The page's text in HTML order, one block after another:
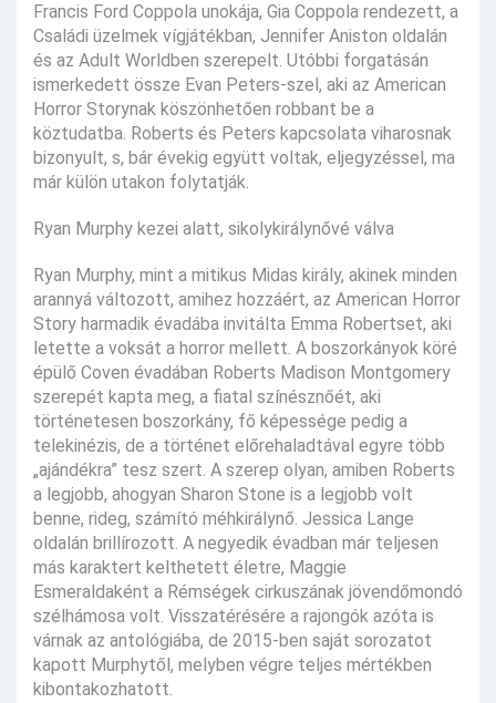
Francis Ford Coppola unokája, Gia Coppola rendezett, a
Családi üzelmek vígjátékban, Jennifer Aniston oldalán
és az Adult Worldben szerepelt. Utóbbi forgatásán
ismerkedett össze Evan Peters-szel, aki az American
Horror Storynak köszönhetően robbant be a
köztudatba. Roberts és Peters kapcsolata viharosnak
bizonyult, s, bár évekig együtt voltak, eljegyzéssel, ma
már külön utakon folytatják.
Ryan Murphy kezei alatt, sikolykirálynővé válva
Ryan Murphy, mint a mitikus Midas király, akinek minden
arannyá változott, amihez hozzáért, az American Horror
Story harmadik évadába invitálta Emma Robertset, aki
letette a voksát a horror mellett. A boszorkányok köré
épülő Coven évadában Roberts Madison Montgomery
szerepét kapta meg, a fiatal színésznőét, aki
történetesen boszorkány, fő képessége pedig a
telekinézis, de a történet előrehaladtával egyre több
„ajándékra” tesz szert. A szerep olyan, amiben Roberts
a legjobb, ahogyan Sharon Stone is a legjobb volt
benne, rideg, számító méhkirálynő. Jessica Lange
oldalán brillírozott. A negyedik évadban már teljesen
más karaktert kelthetett életre, Maggie
Esmeraldaként a Rémségek cirkuszának jövendőmondó
szélhámosa volt. Visszatérésére a rajongók azóta is
várnak az antológiába, de 2015-ben saját sorozatot
kapott Murphytől, melyben végre teljes mértékben
kibontakozhatott.